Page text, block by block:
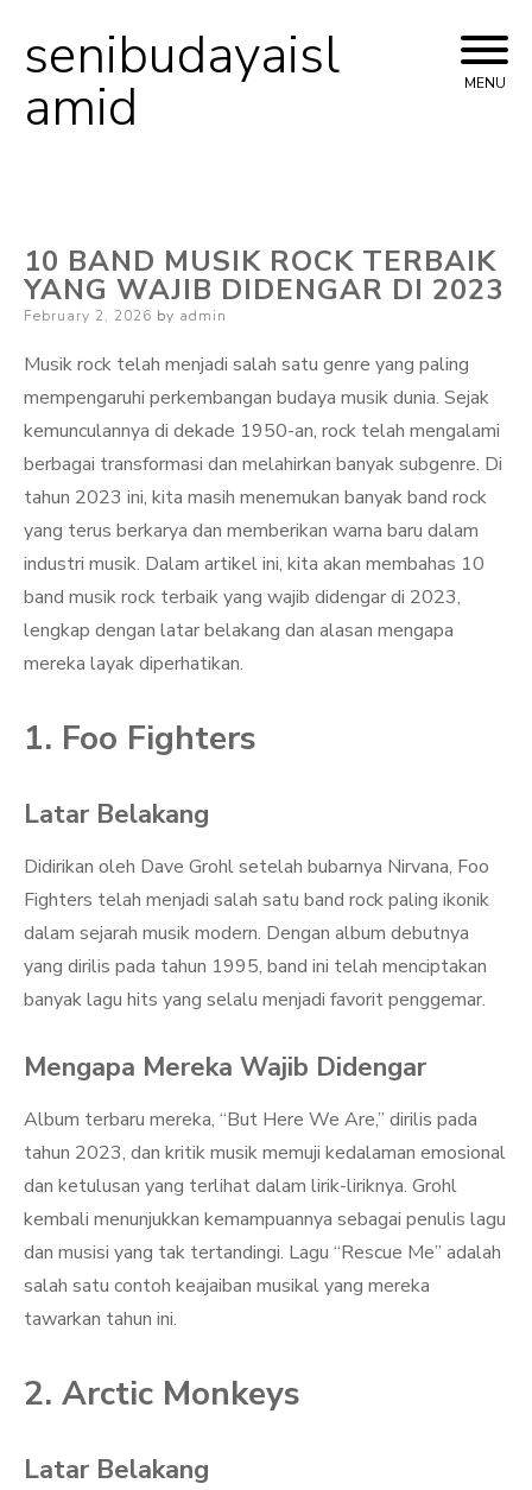
Skip
to
senibudayaisl
amid MENU
10 BAND MUSIK ROCK TERBAIK
YANG WAJIB DIDENGAR DI 2023
Posted
February 2, 2026 by admin
Musik rock telah menjadi salah satu genre yang paling
mempengaruhi perkembangan budaya musik dunia. Sejak
kemunculannya di dekade 1950-an, rock telah mengalami
berbagai transformasi dan melahirkan banyak subgenre. Di
tahun 2023 ini, kita masih menemukan banyak band rock
yang terus berkarya dan memberikan warna baru dalam
industri musik. Dalam artikel ini, kita akan membahas 10
band musik rock terbaik yang wajib didengar di 2023,
lengkap dengan latar belakang dan alasan mengapa
mereka layak diperhatikan.
1. Foo Fighters
Latar Belakang
Didirikan oleh Dave Grohl setelah bubarnya Nirvana, Foo
Fighters telah menjadi salah satu band rock paling ikonik
dalam sejarah musik modern. Dengan album debutnya
yang dirilis pada tahun 1995, band ini telah menciptakan
banyak lagu hits yang selalu menjadi favorit penggemar.
Mengapa Mereka Wajib Didengar
Album terbaru mereka, “But Here We Are,” dirilis pada
tahun 2023, dan kritik musik memuji kedalaman emosional
dan ketulusan yang terlihat dalam lirik-liriknya. Grohl
kembali menunjukkan kemampuannya sebagai penulis lagu
dan musisi yang tak tertandingi. Lagu “Rescue Me” adalah
salah satu contoh keajaiban musikal yang mereka
tawarkan tahun ini.
2. Arctic Monkeys
Latar Belakang